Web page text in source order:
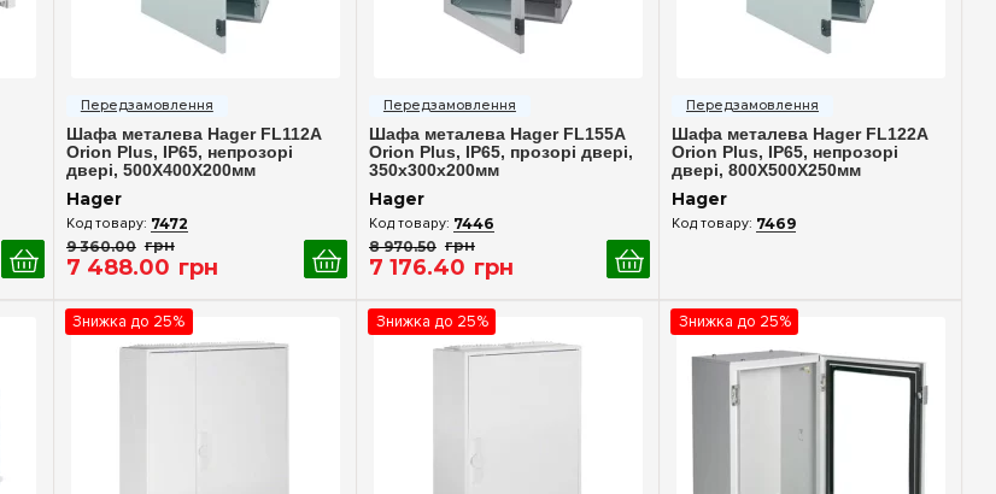
Шафа металева Hager FL112A
Orion Plus, IP65, непрозорі
двері, 500X400X200мм
Hager
7472
9 360.00 грн
7 488.00 грн
Шафа металева Hager FL155A
Orion Plus, IP65, прозорі двері,
350x300x200мм
Hager
7446
8 970.50 грн
7 176.40 грн
Шафа металева Hager FL122A
Orion Plus, IP65, непрозорі
двері, 800X500X250мм
Hager
7469
Знижка до 25% Знижка до 25% Знижка до 25%